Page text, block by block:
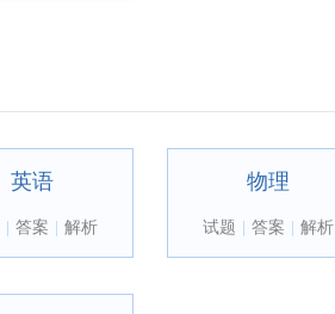
英语
答案 解析
物理
试题 答案 解析